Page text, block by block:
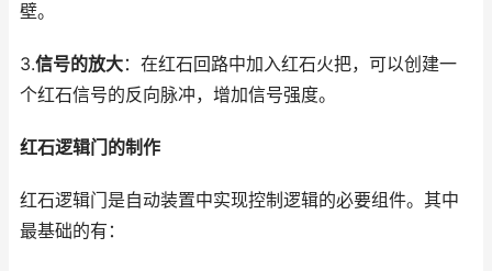
壁。
3.信号的放大：在红石回路中加入红石火把，可以创建一
个红石信号的反向脉冲，增加信号强度。
红石逻辑门的制作
红石逻辑门是自动装置中实现控制逻辑的必要组件。其中
最基础的有：